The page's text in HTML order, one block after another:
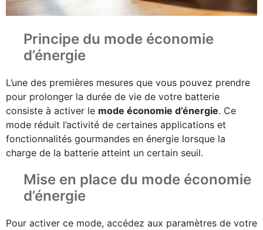
Principe du mode économie
d’énergie
L’une des premières mesures que vous pouvez prendre
pour prolonger la durée de vie de votre batterie
consiste à activer le mode économie d’énergie. Ce
mode réduit l’activité de certaines applications et
fonctionnalités gourmandes en énergie lorsque la
charge de la batterie atteint un certain seuil.
Mise en place du mode économie
d’énergie
Pour activer ce mode, accédez aux paramètres de votre